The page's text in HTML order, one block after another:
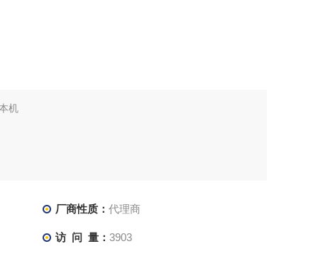
机
厂商性质： 代理商
访 问 量： 3903